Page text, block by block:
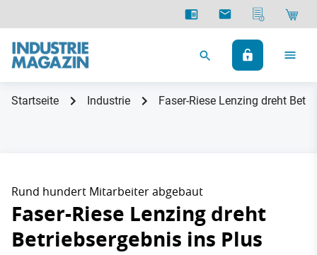
Startseite Industrie Faser-Riese Lenzing dreht
Rund hundert Mitarbeiter abgebaut
Faser-Riese Lenzing dreht
Betriebsergebnis ins Plus